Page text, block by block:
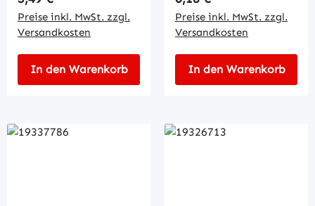
Preise inkl. MwSt. zzgl.
Versandkosten
In den Warenkorb
Preise inkl. MwSt. zzgl.
Versandkosten
In den Warenkorb